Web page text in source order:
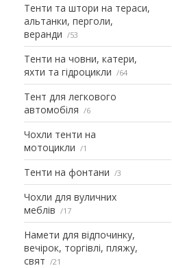
Тенти та штори на тераси,
альтанки, перголи,
веранди
53
Тенти на човни, катери,
яхти та гідроцикли
64
Тент для легкового
автомобіля
6
Чохли тенти на
мотоцикли
1
Тенти на фонтани 3
Чохли для вуличних
меблів
17
Намети для відпочинку,
вечірок, торгівлі, пляжу,
свят
21